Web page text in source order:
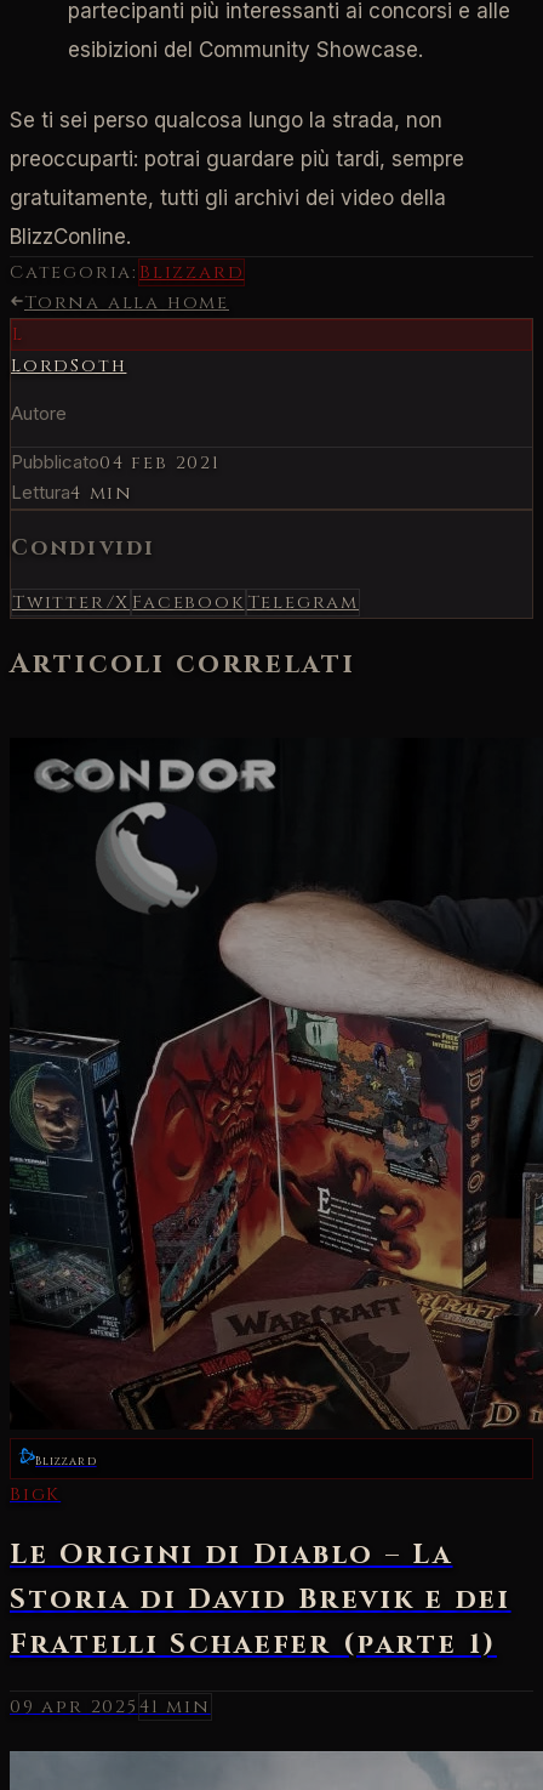
partecipanti più interessanti ai concorsi e alle
esibizioni del Community Showcase.
Se ti sei perso qualcosa lungo la strada, non
preoccuparti: potrai guardare più tardi, sempre
gratuitamente, tutti gli archivi dei video della
BlizzConline.
Categoria: Blizzard
Torna alla home
L
LordSoth
Autore
Pubblicato04 feb 2021
Lettura4 min
Condividi
Twitter/X Facebook Telegram
Articoli correlati
Blizzard
09 apr 202541 min